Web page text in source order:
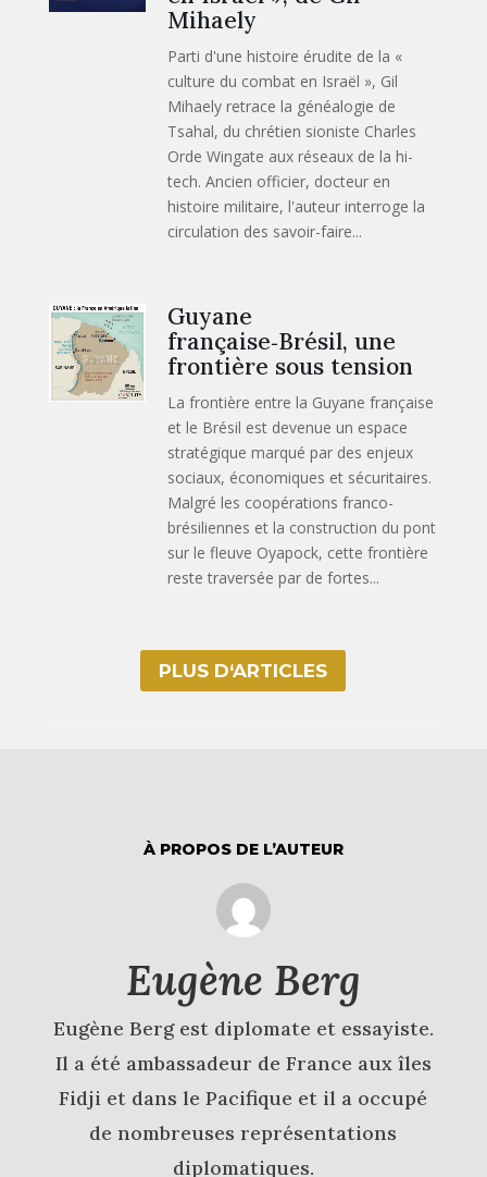
Mihaely
Parti d'une histoire érudite de la «
culture du combat en Israël », Gil
Mihaely retrace la généalogie de
Tsahal, du chrétien sioniste Charles
Orde Wingate aux réseaux de la hi-
tech. Ancien officier, docteur en
histoire militaire, l'auteur interroge la
circulation des savoir-faire...
Guyane
française‑Brésil, une
frontière sous tension
La frontière entre la Guyane française
et le Brésil est devenue un espace
stratégique marqué par des enjeux
sociaux, économiques et sécuritaires.
Malgré les coopérations franco-
brésiliennes et la construction du pont
sur le fleuve Oyapock, cette frontière
reste traversée par de fortes...
PLUS D‘ARTICLES
À PROPOS DE L’AUTEUR
Eugène Berg
Eugène Berg est diplomate et essayiste.
Il a été ambassadeur de France aux îles
Fidji et dans le Pacifique et il a occupé
de nombreuses représentations
diplomatiques.